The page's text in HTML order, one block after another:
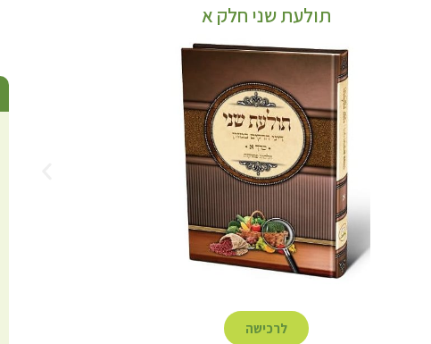
תולעת שני חלק א
לרכישה